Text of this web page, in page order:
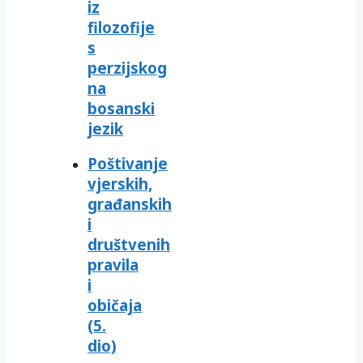
iz
filozofije
s
perzijskog
na
bosanski
jezik
Poštivanje
vjerskih,
građanskih
i
društvenih
pravila
i
običaja
(5.
dio)